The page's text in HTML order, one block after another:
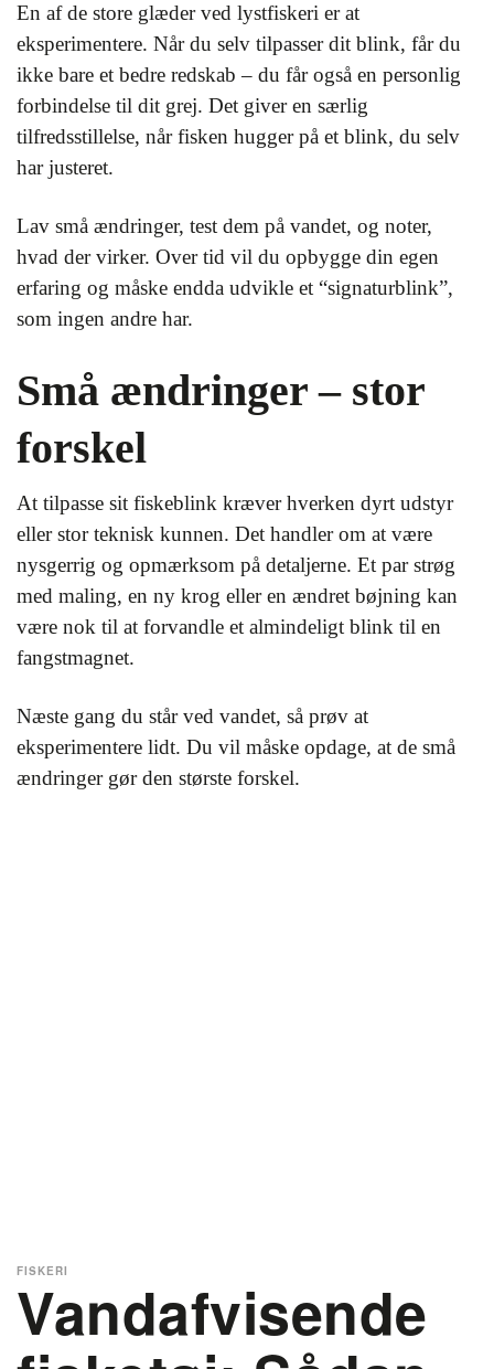
En af de store glæder ved lystfiskeri er at
eksperimentere. Når du selv tilpasser dit blink, får du
ikke bare et bedre redskab – du får også en personlig
forbindelse til dit grej. Det giver en særlig
tilfredsstillelse, når fisken hugger på et blink, du selv
har justeret.
Lav små ændringer, test dem på vandet, og noter,
hvad der virker. Over tid vil du opbygge din egen
erfaring og måske endda udvikle et “signaturblink”,
som ingen andre har.
Små ændringer – stor
forskel
At tilpasse sit fiskeblink kræver hverken dyrt udstyr
eller stor teknisk kunnen. Det handler om at være
nysgerrig og opmærksom på detaljerne. Et par strøg
med maling, en ny krog eller en ændret bøjning kan
være nok til at forvandle et almindeligt blink til en
fangstmagnet.
Næste gang du står ved vandet, så prøv at
eksperimentere lidt. Du vil måske opdage, at de små
ændringer gør den største forskel.
Vandafvisende
FISKERI